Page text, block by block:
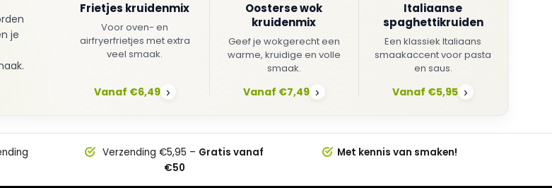
je
Frietjes kruidenmix
Voor oven- en
airfryerfrietjes met extra
veel smaak.
Vanaf €6,49 ›
Oosterse wok
kruidenmix
Geef je wokgerecht een
warme, kruidige en volle
smaak.
Vanaf €7,49 ›
Italiaanse
spaghettikruiden
Een klassiek Italiaans
smaakaccent voor pasta
en saus.
Vanaf €5,95 ›
Verzending €5,95 – Gratis vanaf
€50
Met kennis van smaken!